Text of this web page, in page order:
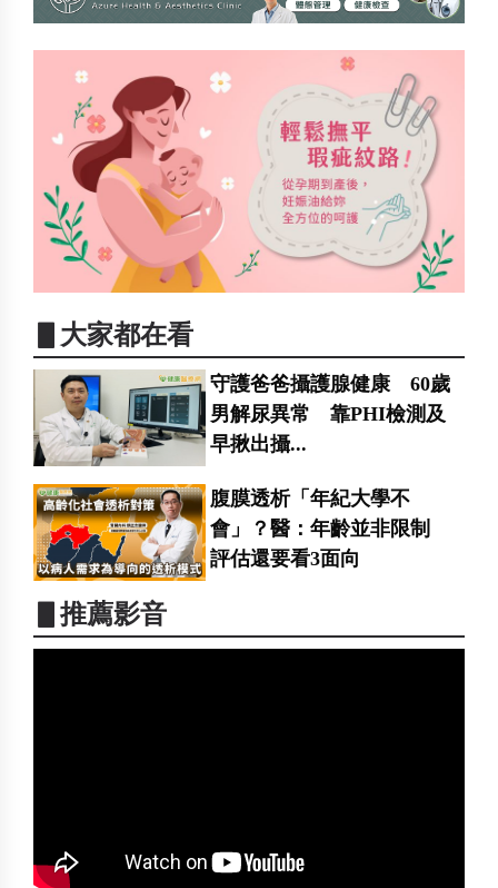
▋大家都在看
守護爸爸攝護腺健康 60歲
男解尿異常 靠PHI檢測及
早揪出攝...
腹膜透析「年紀大學不
會」？醫：年齡並非限制
評估還要看3面向
▋推薦影音